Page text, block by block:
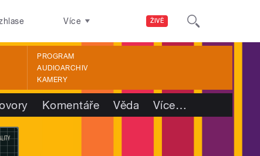
ŽIVĚ
Více
PROGRAM
AUDIOARCHIV
KAMERY
Komentáře Věda Více…